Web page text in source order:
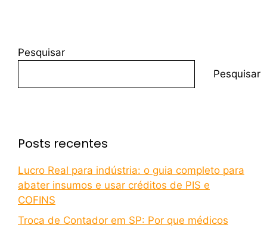
Pesquisar
Pesquisar
Posts recentes
Lucro Real para indústria: o guia completo para
abater insumos e usar créditos de PIS e
COFINS
Troca de Contador em SP: Por que médicos